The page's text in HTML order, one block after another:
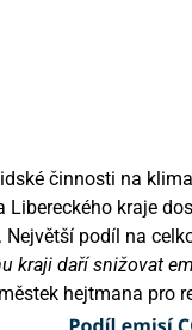
činnosti na
kraje
podíl na
kraji daří snižovat
hejtmana pro